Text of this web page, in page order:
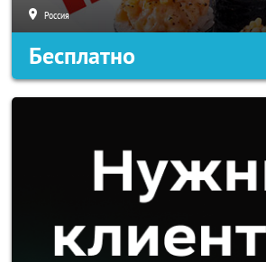
Россия
Бесплатно